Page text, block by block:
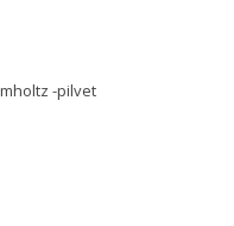
-pilvet